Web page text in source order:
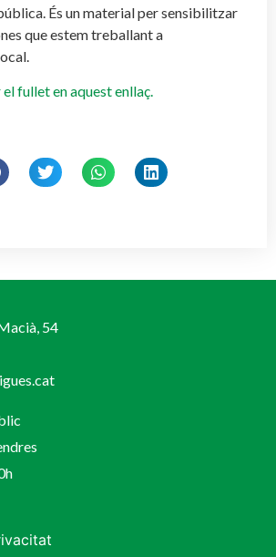
És un material per sensibilitzar
que estem treballant a
fullet en aquest enllaç.
54